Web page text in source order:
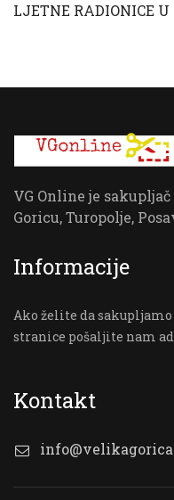
LJETNE RADIONICE U
VG Online je
Goricu, Turopolje,
Informacije
Ako želite da
stranice pošaljite nam
Kontakt